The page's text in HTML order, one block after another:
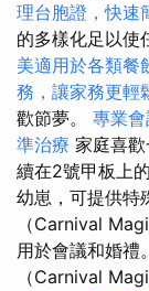
理台胞證，快速
的多樣化足以使
美適用於各類餐
務，讓家務更輕
歡節夢。 專業
準治療 家庭喜
續在2號甲板上
幼崽，可提供特
（Carnival
用於會議和婚禮
（Carnival